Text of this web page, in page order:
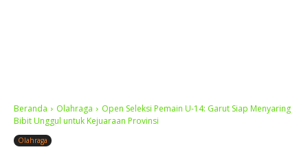
Beranda Olahraga
Open Seleksi Pemain U-14: Garut Siap Menyaring
Bibit Unggul untuk Kejuaraan Provinsi
Olahraga